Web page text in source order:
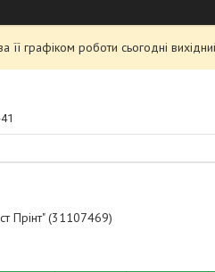
її графіком роботи сьогодні
Прінт" (31107469)